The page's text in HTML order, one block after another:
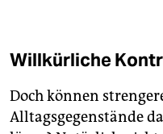
Willkürliche
Doch können
Alltagsgegenstände